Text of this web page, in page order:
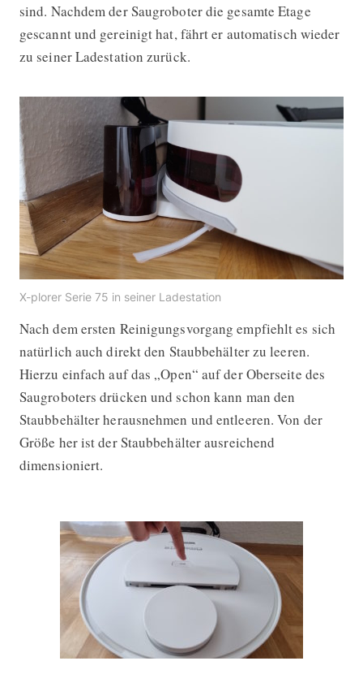
sind. Nachdem der Saugroboter die gesamte Etage
gescannt und gereinigt hat, fährt er automatisch wieder
zu seiner Ladestation zurück.
X-plorer Serie 75 in seiner Ladestation
Nach dem ersten Reinigungsvorgang empfiehlt es sich
natürlich auch direkt den Staubbehälter zu leeren.
Hierzu einfach auf das „Open“ auf der Oberseite des
Saugroboters drücken und schon kann man den
Staubbehälter herausnehmen und entleeren. Von der
Größe her ist der Staubbehälter ausreichend
dimensioniert.